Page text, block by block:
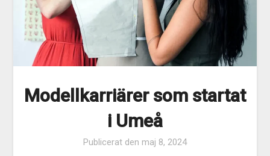
Modellkarriärer som startat
i Umeå
Publicerat den maj 8, 2024